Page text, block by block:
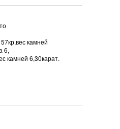
камней
6,
камней 6,30карат.